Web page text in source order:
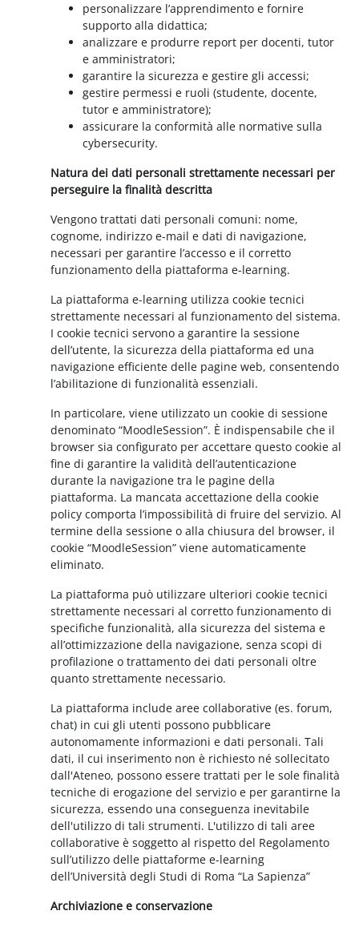
personalizzare l’apprendimento e fornire
supporto alla didattica;
analizzare e produrre report per docenti, tutor
e amministratori;
garantire la sicurezza e gestire gli accessi;
gestire permessi e ruoli (studente, docente,
tutor e amministratore);
assicurare la conformità alle normative sulla
cybersecurity.
Natura dei dati personali strettamente necessari per
perseguire la finalità descritta
Vengono trattati dati personali comuni: nome,
cognome, indirizzo e-mail e dati di navigazione,
necessari per garantire l’accesso e il corretto
funzionamento della piattaforma e-learning.
La piattaforma e-learning utilizza cookie tecnici
strettamente necessari al funzionamento del sistema.
I cookie tecnici servono a garantire la sessione
dell’utente, la sicurezza della piattaforma ed una
navigazione efficiente delle pagine web, consentendo
l’abilitazione di funzionalità essenziali.
In particolare, viene utilizzato un cookie di sessione
denominato “MoodleSession”. È indispensabile che il
browser sia configurato per accettare questo cookie al
fine di garantire la validità dell’autenticazione
durante la navigazione tra le pagine della
piattaforma. La mancata accettazione della cookie
policy comporta l’impossibilità di fruire del servizio. Al
termine della sessione o alla chiusura del browser, il
cookie “MoodleSession” viene automaticamente
eliminato.
La piattaforma può utilizzare ulteriori cookie tecnici
strettamente necessari al corretto funzionamento di
specifiche funzionalità, alla sicurezza del sistema e
all’ottimizzazione della navigazione, senza scopi di
profilazione o trattamento dei dati personali oltre
quanto strettamente necessario.
La piattaforma include aree collaborative (es. forum,
chat) in cui gli utenti possono pubblicare
autonomamente informazioni e dati personali. Tali
dati, il cui inserimento non è richiesto né sollecitato
dall'Ateneo, possono essere trattati per le sole finalità
tecniche di erogazione del servizio e per garantirne la
sicurezza, essendo una conseguenza inevitabile
dell'utilizzo di tali strumenti. L'utilizzo di tali aree
collaborative è soggetto al rispetto del Regolamento
sull’utilizzo delle piattaforme e-learning
dell’Università degli Studi di Roma “La Sapienza”
Archiviazione e conservazione